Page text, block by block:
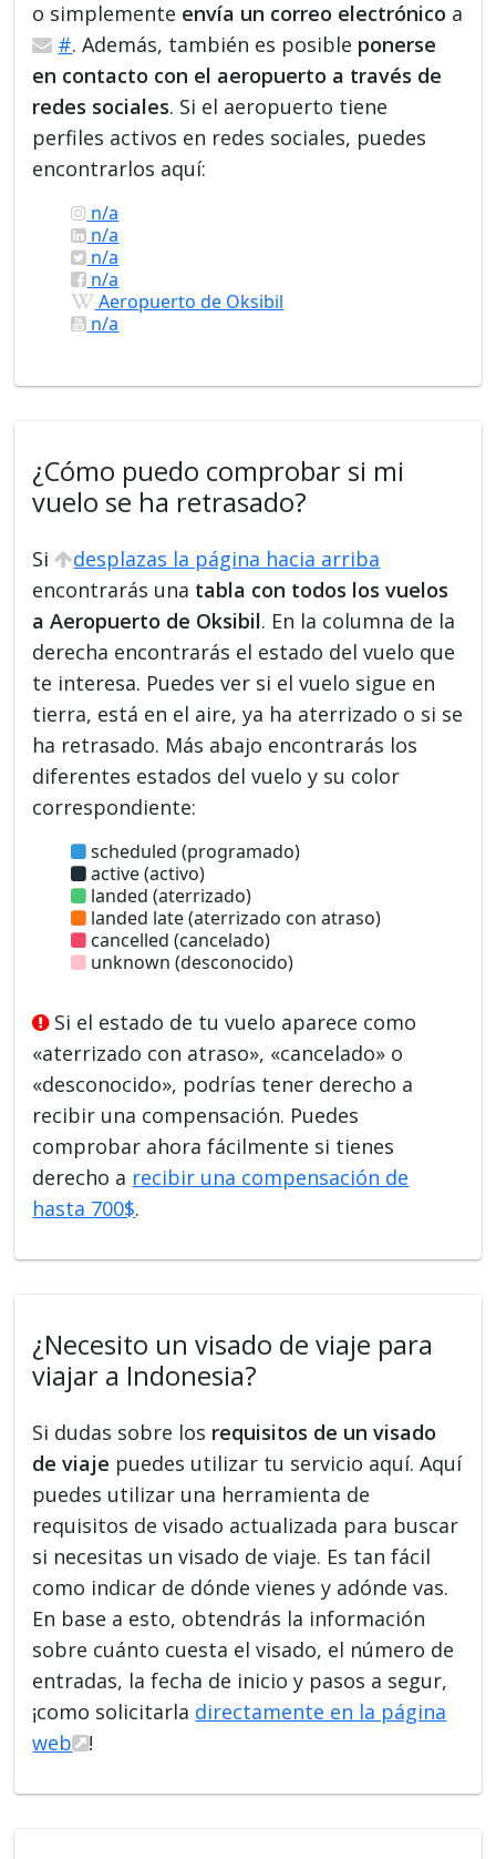
o simplemente envía un correo electrónico a
#. Además, también es posible ponerse
en contacto con el aeropuerto a través de
redes sociales. Si el aeropuerto tiene
perfiles activos en redes sociales, puedes
encontrarlos aquí:
n/a
n/a
n/a
n/a
Aeropuerto de Oksibil
n/a
¿Cómo puedo comprobar si mi
vuelo se ha retrasado?
Si
desplazas la página hacia arriba
encontrarás una tabla con todos los vuelos
a Aeropuerto de Oksibil. En la columna de la
derecha encontrarás el estado del vuelo que
te interesa. Puedes ver si el vuelo sigue en
tierra, está en el aire, ya ha aterrizado o si se
ha retrasado. Más abajo encontrarás los
diferentes estados del vuelo y su color
correspondiente:
scheduled (programado)
active (activo)
landed (aterrizado)
landed late (aterrizado con atraso)
cancelled (cancelado)
unknown (desconocido)
Si el estado de tu vuelo aparece como
«aterrizado con atraso», «cancelado» o
«desconocido», podrías tener derecho a
recibir una compensación. Puedes
comprobar ahora fácilmente si tienes
derecho a recibir una compensación de
hasta 700$.
¿Necesito un visado de viaje para
viajar a Indonesia?
Si dudas sobre los requisitos de un visado
de viaje puedes utilizar tu servicio aquí. Aquí
puedes utilizar una herramienta de
requisitos de visado actualizada para buscar
si necesitas un visado de viaje. Es tan fácil
como indicar de dónde vienes y adónde vas.
En base a esto, obtendrás la información
sobre cuánto cuesta el visado, el número de
entradas, la fecha de inicio y pasos a segur,
¡como solicitarla directamente en la página
web
!